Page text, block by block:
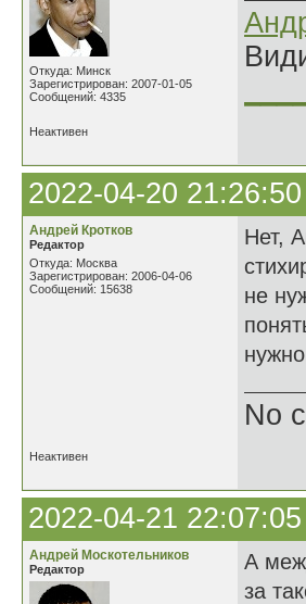
Откуда: Минск
Зарегистрирован: 2007-01-05
Сообщений: 4335
Неактивен
2022-04-20 21:26:50
Андрей Кротков
Редактор
Откуда: Москва
Зарегистрирован: 2006-04-06
Сообщений: 15638
Нет,
не
No
Неактивен
2022-04-21 22:07:05
Андрей Москотельников
Редактор
А
за